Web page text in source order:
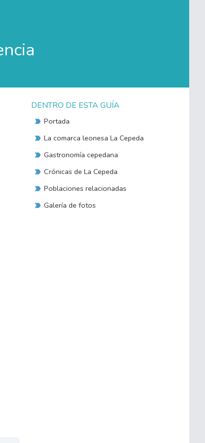
DENTRO DE ESTA GUÍA
Portada
La comarca leonesa La Cepeda
Gastronomía cepedana
Crónicas de La Cepeda
Poblaciones relacionadas
Galería de fotos